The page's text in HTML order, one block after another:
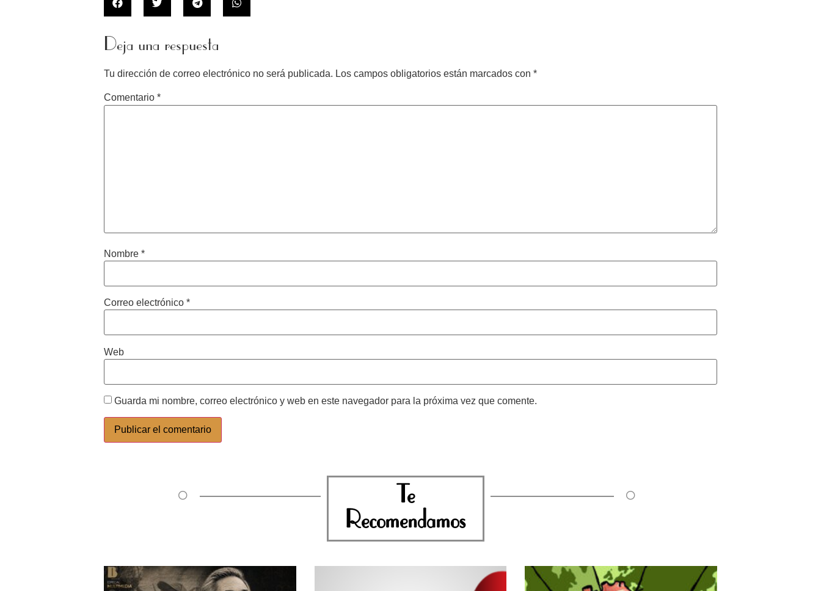
Deja una respuesta
Tu dirección de correo electrónico no será publicada. Los campos obligatorios están marcados con *
Comentario *
Nombre *
Correo electrónico *
Web
Guarda mi nombre, correo electrónico y web en este navegador para la próxima vez que comente.
Te
Recomendamos